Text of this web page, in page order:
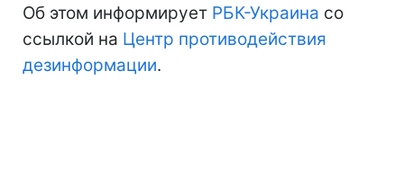
Об этом информирует РБК-Украина со
ссылкой на Центр противодействия
дезинформации.